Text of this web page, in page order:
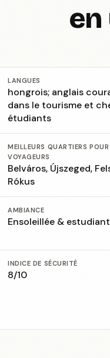
LANGUES
hongrois; anglais
dans le tourisme et
étudiants
MEILLEURS QUARTIERS POUR
VOYAGEURS
Belváros, Újszeged,
Rókus
AMBIANCE
Ensoleillée &
INDICE DE SÉCURITÉ
8/10